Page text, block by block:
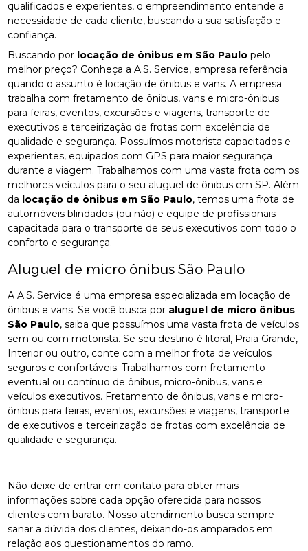
qualificados e experientes, o empreendimento entende a
necessidade de cada cliente, buscando a sua satisfação e
confiança.
Buscando por locação de ônibus em São Paulo pelo
melhor preço? Conheça a A.S. Service, empresa referência
quando o assunto é locação de ônibus e vans. A empresa
trabalha com fretamento de ônibus, vans e micro-ônibus
para feiras, eventos, excursões e viagens, transporte de
executivos e terceirização de frotas com excelência de
qualidade e segurança. Possuímos motorista capacitados e
experientes, equipados com GPS para maior segurança
durante a viagem. Trabalhamos com uma vasta frota com os
melhores veículos para o seu aluguel de ônibus em SP. Além
da locação de ônibus em São Paulo, temos uma frota de
automóveis blindados (ou não) e equipe de profissionais
capacitada para o transporte de seus executivos com todo o
conforto e segurança.
Aluguel de micro ônibus São Paulo
A A.S. Service é uma empresa especializada em locação de
ônibus e vans. Se você busca por aluguel de micro ônibus
São Paulo, saiba que possuímos uma vasta frota de veículos
sem ou com motorista. Se seu destino é litoral, Praia Grande,
Interior ou outro, conte com a melhor frota de veículos
seguros e confortáveis. Trabalhamos com fretamento
eventual ou contínuo de ônibus, micro-ônibus, vans e
veículos executivos. Fretamento de ônibus, vans e micro-
ônibus para feiras, eventos, excursões e viagens, transporte
de executivos e terceirização de frotas com excelência de
qualidade e segurança.
Não deixe de entrar em contato para obter mais
informações sobre cada opção oferecida para nossos
clientes com barato. Nosso atendimento busca sempre
sanar a dúvida dos clientes, deixando-os amparados em
relação aos questionamentos do ramo.